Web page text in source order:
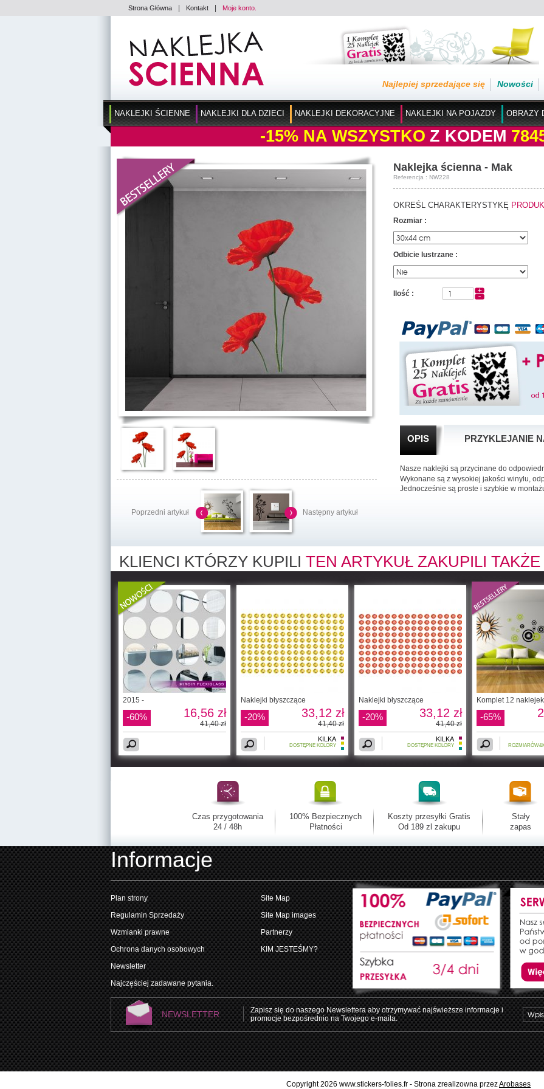
Strona Główna Kontakt Moje konto.
Nowości
Najlepiej sprzedające się
NAKLEJKI ŚCIENNE NAKLEJKI DLA DZIECI NAKLEJKI DEKORACYJNE NAKLEJKI NA POJAZDY OBRAZY
-15% NA WSZYSTKO Z KODEM
Poprzedni artykuł Następny artykuł
Naklejka ścienna - Mak
Referencja : NW228
OKREŚL CHARAKTERYSTYKĘ
Rozmiar :
Odbicie lustrzane :
Ilość :
OPIS PRZYKLEJANIE
Nasze naklejki są przycinane do
Wykonane są z wysokiej jakości winylu,
Jednocześnie są proste i szybkie w
KLIENCI KTÓRZY KUPILI TEN ARTYKUŁ ZAKUPILI TAKŻE
2015 -
-60% 16,56 zł
41,40 zł
Naklejki błyszczące
-20% 33,12 zł
41,40 zł
KILKA
DOSTĘPNE KOLORY
Naklejki błyszczące
-20% 33,12 zł
41,40 zł
KILKA
DOSTĘPNE KOLORY
Komplet 12 naklejek
-65%
Czas przygotowania
24 / 48h
100% Bezpiecznych
Płatności
Koszty przesyłki Gratis
Od 189 zl zakupu
Stały
zapas
Informacje
Plan strony
Regulamin Sprzedaży
Wzmianki prawne
Ochrona danych osobowych
Newsletter
Najczęściej zadawane pytania.
Site Map
Site Map images
Partnerzy
KIM JESTEŚMY?
NEWSLETTER
Zapisz się do naszego Newslettera aby otrzymywać najświeższe informacje i
promocje bezpośrednio na Twojego e-maila.
Copyright 2026 www.stickers-folies.fr - Strona zrealizowna przezArobases